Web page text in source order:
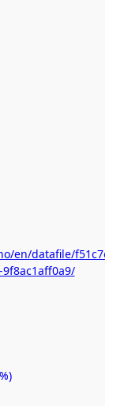
en/datafile/f51c7ec3-
9f8ac1aff0a9/